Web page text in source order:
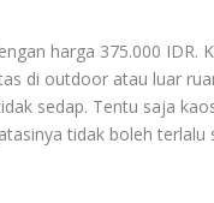
harga 375.000 IDR.
di outdoor atau luar
sedap. Tentu saja
tidak boleh terlalu